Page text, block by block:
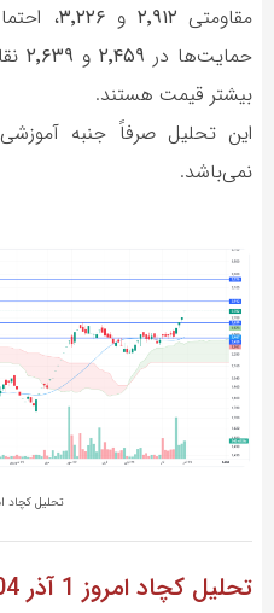
مقاومتی ۲٬۹۱۲ و ۳٬۲۲۶،
حمایت‌ها در ۲٬۴۵۹ و ۲٬۶۳۹
بیشتر قیمت هستند.
این تحلیل صرفاً جنبه
نمی‌باشد.
تحلیل کچاد امروز
تحلیل کچادامروز 1 آذر 1404